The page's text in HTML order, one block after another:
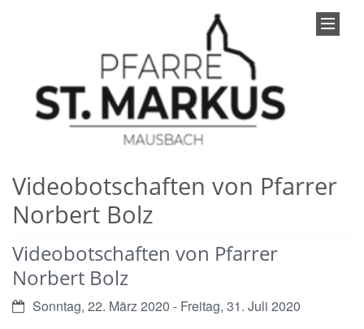
Videobotschaften von Pfarrer
Norbert Bolz
Videobotschaften von Pfarrer
Norbert Bolz
Datum:Sonntag, 22. März 2020 - Freitag, 31. Juli 2020